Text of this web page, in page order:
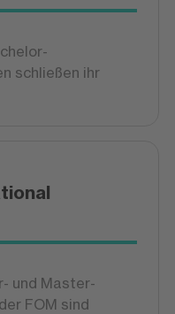
schließen ihr
und Master-
FOM sind